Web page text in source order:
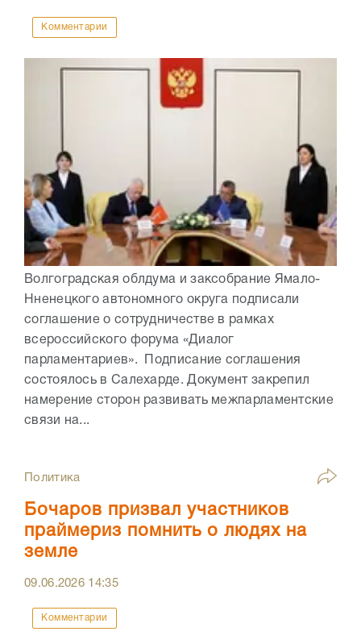
Комментарии
Волгоградская облдума и заксобрание Ямало-
Нненецкого автономного округа подписали
соглашение о сотрудничестве в рамках
всероссийского форума «Диалог
парламентариев». Подписание соглашения
состоялось в Салехарде. Документ закрепил
намерение сторон развивать межпарламентские
связи на...
Политика
Бочаров призвал участников
праймериз помнить о людях на
земле
09.06.2026 14:35
Комментарии